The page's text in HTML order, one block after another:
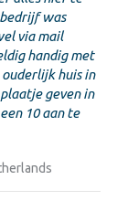
was
via mail
handig met
huis in
geven in
10 aan te